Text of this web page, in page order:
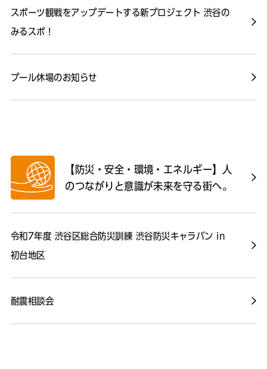
スポーツ観戦をアップデートする新プロジェクト 渋谷の
みるスポ！
プール休場のお知らせ
【防災・安全・環境・エネルギー】人
のつながりと意識が未来を守る街へ。
令和7年度 渋谷区総合防災訓練 渋谷防災キャラバン in
初台地区
耐震相談会